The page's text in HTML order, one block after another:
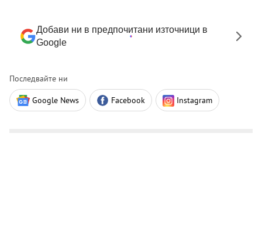
Добави ни в предпочитани източници в
Google
Последвайте ни
Google News Facebook Instagram